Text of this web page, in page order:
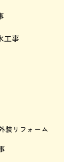
工事
装リフォーム